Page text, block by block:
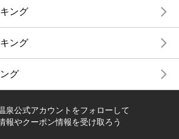
ング
ング
グ
泉公式アカウントをフォローして
報やクーポン情報を受け取ろう